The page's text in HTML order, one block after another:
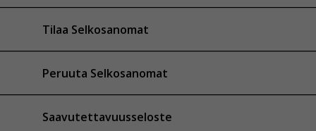
Tilaa Selkosanomat
Peruuta Selkosanomat
Saavutettavuusseloste